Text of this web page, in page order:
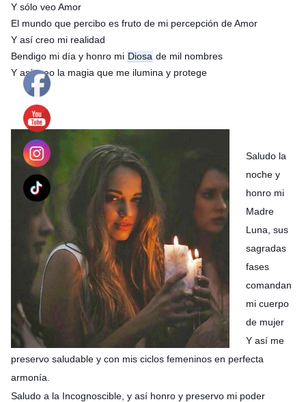
Y sólo veo Amor
El mundo que percibo es fruto de mi percepción de Amor
Y así creo mi realidad
Bendigo mi día y honro mi Diosa de mil nombres
Y así creo la magia que me ilumina y protege
Saludo la
noche y
honro mi
Madre
Luna, sus
sagradas
fases
comandan
mi cuerpo
de mujer
Y así me
preservo saludable y con mis ciclos femeninos en perfecta
armonía.
Saludo a la Incognoscible, y así honro y preservo mi poder